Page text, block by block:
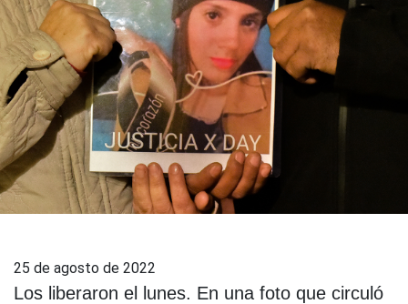
25 de agosto de 2022
Los liberaron el lunes. En una foto que circuló